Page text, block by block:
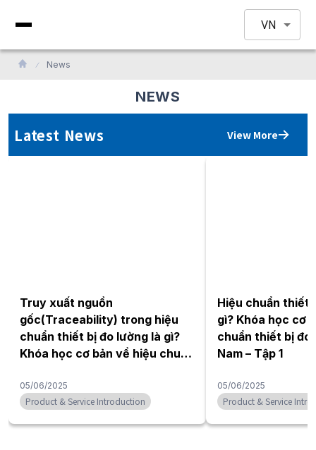
VN
News
NEWS
Latest News View More
Truy xuất nguồn
gốc(Traceability) trong hiệu
chuẩn thiết bị đo lường là gì?
Khóa học cơ bản về hiệu chuẩn
Tập 2
05/06/2025
Product & Service Introduction
Hiệu chuẩn thiết
gì? Khóa học cơ
chuẩn thiết bị đo
Nam – Tập 1
05/06/2025
Product & Service